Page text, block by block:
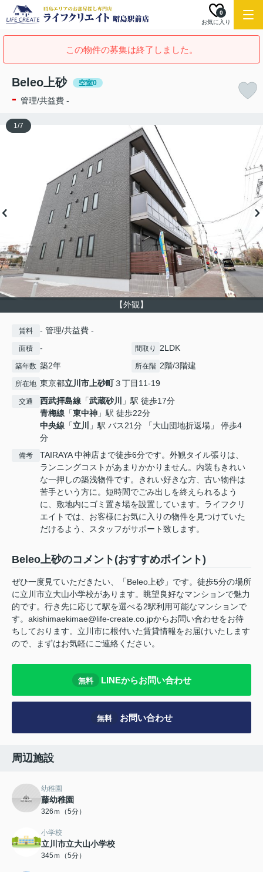
お気に入り
0
この物件の募集は終了しました。
Beleo上砂 空室0
- 管理/共益費 -
【外観】
1/7
賃料 - 管理/共益費 -
面積 - 間取り 2LDK
築年数 築2年 所在階 2階/3階建
所在地 東京都立川市上砂町３丁目11-19
交通 西武拝島線 「武蔵砂川
」駅 徒歩17分
青梅線 「東中神 」駅 徒歩22分
中央線 「立川
」駅 バス21分 「大山団地折返場」 停歩4
分
備考
TAIRAYA 中神店まで徒歩6分です。外観タイル張りは、
ランニングコストがあまりかかりません。内装もきれい
な一押しの築浅物件です。きれい好きな方、古い物件は
苦手という方に。短時間でごみ出しを終えられるよう
に、敷地内にゴミ置き場を設置しています。ライフクリ
エイトでは、お客様にお気に入りの物件を見つけていた
だけるよう、スタッフがサポート致します。
Beleo上砂のコメント(おすすめポイント)
ぜひ一度見ていただきたい、「Beleo上砂」です。徒歩5分の場所
に立川市立大山小学校があります。眺望良好なマンションで魅力
的です。行き先に応じて駅を選べる2駅利用可能なマンションで
す。akishimaekimae@life-create.co.jpからお問い合わせをお待
ちしております。立川市に根付いた賃貸情報をお届けいたします
ので、まずはお気軽にご連絡ください。
無料 LINEからお問い合わせ
無料 お問い合わせ
周辺施設
幼稚園
藤幼稚園
326ｍ（5分）
小学校
立川市立大山小学校
345ｍ（5分）